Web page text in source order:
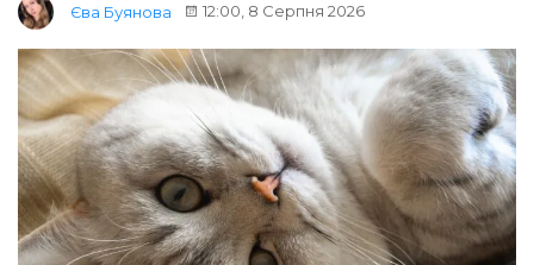
Єва Буянова 12:00, 8 Серпня 2026